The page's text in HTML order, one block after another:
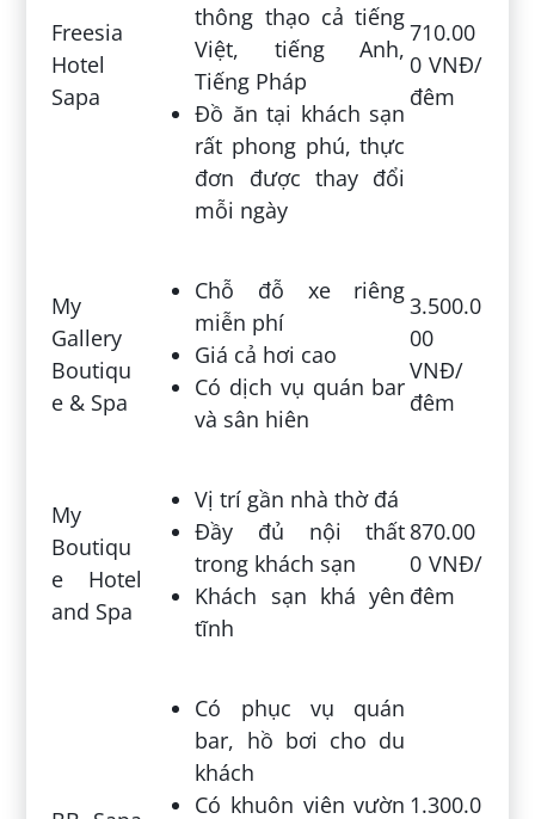
Freesia
Hotel
Sapa
thông thạo cả tiếng
Việt, tiếng Anh,
Tiếng Pháp
Đồ ăn tại khách sạn
rất phong phú, thực
đơn được thay đổi
mỗi ngày
710.00
0 VNĐ/
đêm
My
Gallery
Boutiqu
e & Spa
Chỗ đỗ xe riêng
miễn phí
Giá cả hơi cao
Có dịch vụ quán bar
và sân hiên
3.500.0
00
VNĐ/
đêm
My
Boutiqu
e Hotel
and Spa
Vị trí gần nhà thờ đá
Đầy đủ nội thất
trong khách sạn
Khách sạn khá yên
tĩnh
870.00
0 VNĐ/
đêm
Có phục vụ quán
bar, hồ bơi cho du
khách
Có khuôn viên vườn 1.300.0